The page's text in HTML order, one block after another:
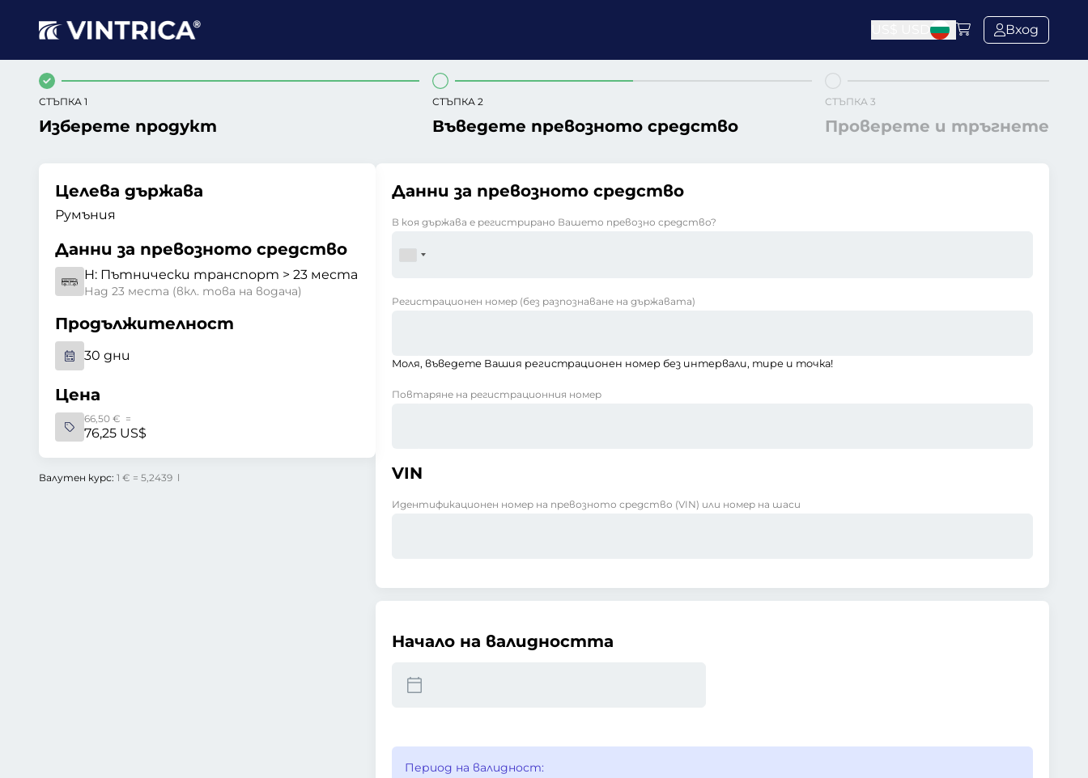
Вход
СТЪПКА 1
Изберете продукт
СТЪПКА 2
Въведете превозното средство
СТЪПКА 3
Проверете и тръгнете
Целева държава
Румъния
Данни за превозното средство
H: Пътнически транспорт > 23 места
Над 23 места (вкл. това на водача)
Продължителност
30 дни
Цена
66,50 € =
76,25 US$
Валутен курс: 1 € = 5,2439 l
Данни за превозното средство
В коя държава е регистрирано Вашето превозно средство?
Регистрационен номер (без разпознаване на държавата)
Моля, въведете Вашия регистрационен номер без интервали, тире и точка!
Повтаряне на регистрационния номер
VIN
Идентификационен номер на превозното средство (VIN) или номер на шаси
Начало на валидността
Период на валидност: